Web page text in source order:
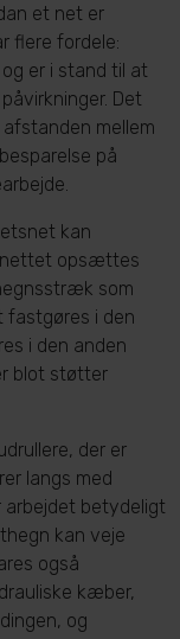
et net er
flere fordele:
er i stand til at
Det
mellem
på
kan
nettet opsættes
som
fastgøres i den
i den anden
blot støtter
der er
langs med
arbejdet betydeligt
kan veje
også
kæber,
og